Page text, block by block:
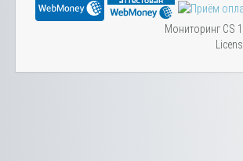
Мониторинг CS